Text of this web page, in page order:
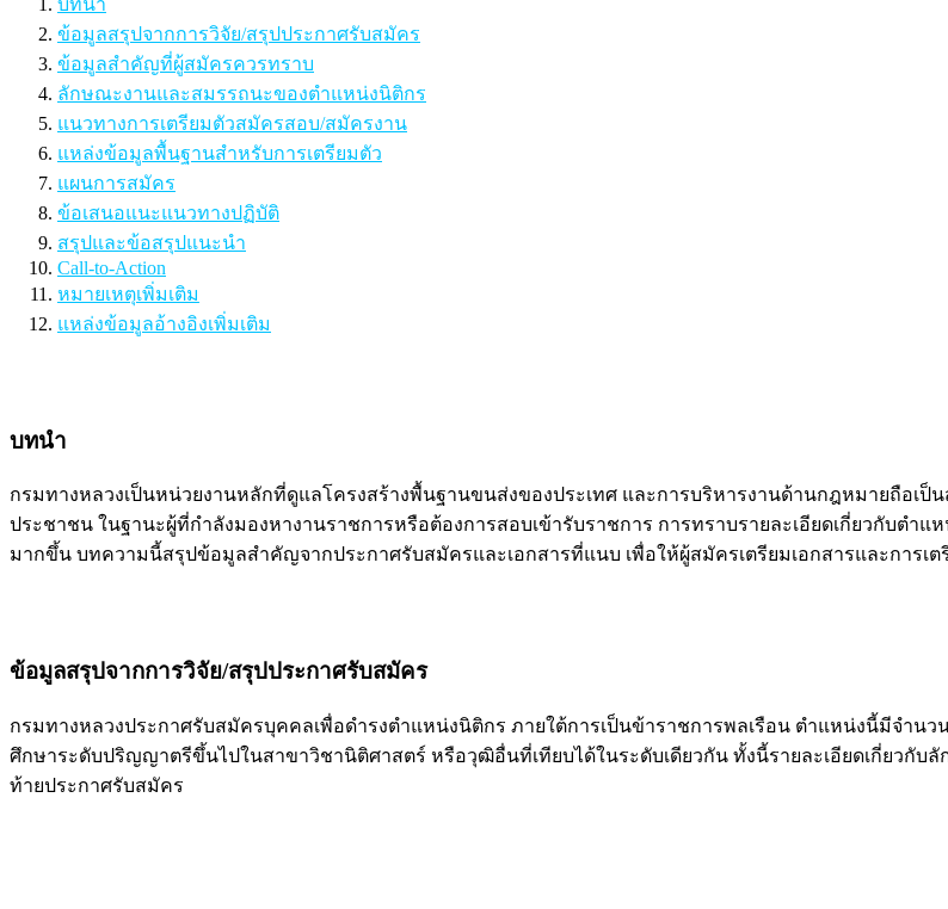
ข้อมูลสรุปจากการวิจัย/สรุปประกาศรับสมัคร
ข้อมูลสำคัญที่ผู้สมัครควรทราบ
ลักษณะงานและสมรรถนะของตำแหน่งนิติกร
แนวทางการเตรียมตัวสมัครสอบ/สมัครงาน
แหล่งข้อมูลพื้นฐานสำหรับการเตรียมตัว
แผนการสมัคร
ข้อเสนอแนะแนวทางปฏิบัติ
สรุปและข้อสรุปแนะนำ
Call-to-Action
หมายเหตุเพิ่มเติม
แหล่งข้อมูลอ้างอิงเพิ่มเติม
บทนำ
กรมทางหลวงเป็นหน่วยงานหลักที่ดูแลโครงสร้างพื้นฐานขนส่งของประเทศ และการบริหารงานด้านกฎหมายถือเ
ประชาชน ในฐานะผู้ที่กำลังมองหางานราชการหรือต้องการสอบเข้ารับราชการ การทราบรายละเอียดเกี่ยวกับตำ
มากขึ้น บทความนี้สรุปข้อมูลสําคัญจากประกาศรับสมัครและเอกสารที่แนบ เพื่อให้ผู้สมัครเตรียมเอกสารและการเ
ข้อมูลสรุปจากการวิจัย/สรุปประกาศรับสมัคร
กรมทางหลวงประกาศรับสมัครบุคคลเพื่อดำรงตำแหน่งนิติกร ภายใต้การเป็นข้าราชการพลเรือน ตำแหน่งนี้มีจำนวน
ศึกษาระดับปริญญาตรีขึ้นไปในสาขาวิชานิติศาสตร์ หรือวุฒิอื่นที่เทียบได้ในระดับเดียวกัน ทั้งนี้รายละเอียดเกี่ยวกับ
ท้ายประกาศรับสมัคร